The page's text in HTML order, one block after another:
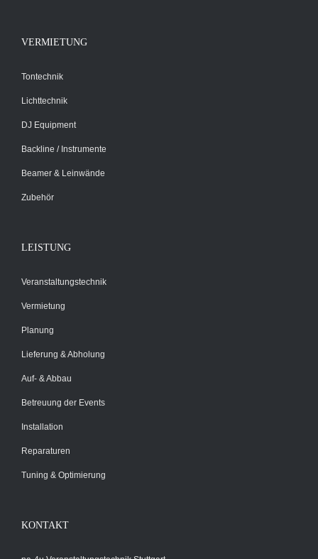
VERMIETUNG
Tontechnik
Lichttechnik
DJ Equipment
Backline / Instrumente
Beamer & Leinwände
Zubehör
LEISTUNG
Veranstaltungstechnik
Vermietung
Planung
Lieferung & Abholung
Auf- & Abbau
Betreuung der Events
Installation
Reparaturen
Tuning & Optimierung
KONTAKT